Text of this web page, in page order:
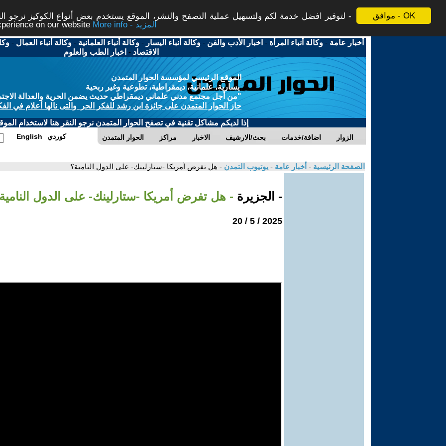
موافق - OK
لتوفير افضل خدمة لكم ولتسهيل عملية التصفح والنشر، الموقع يستخدم بعض أنواع الكوكيز نرجو
on our website
More info - المزيد
أخبار عامة -وكالة أنباء المرأة - اخبار الأدب والفن -وكالة أنباء اليسار -وكالة أنباء العلمانية -وكالة أنباء العمال -
الاقتصاد - اخبار الطب والعلوم
الموقع الرئيسي لمؤسسة الحوار المتمدن
يسارية، علمانية، ديمقراطية، تطوعية وغير ربحية
"من أجل مجتمع مدني علماني ديمقراطي حديث يضمن الحرية والعدالة
حاز الحوار المتمدن على جائزة ابن رشد للفكر الحر والتى نالها أعلام في
إذا لديكم مشاكل تقنية في تصفح الحوار المتمدن نرجو النقر هنا لاستخدام
الحوار المتمدن مراكز الاخبار بحث/الارشيف اضافة/خدمات الزوار English كوردي
الصفحة الرئيسية - أخبار عامة - يوتيوب التمدن - هل تفرض أمريكا -ستارلينك- على الدول النامية؟
- الجزيرة - هل تفرض أمريكا -ستارلينك- على الدول
2025 / 5 / 20